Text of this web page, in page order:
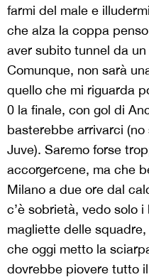
farmi del male e
che alza la coppa
aver subito tunnel da
Comunque, non sarà
quello che mi riguarda
0 la finale, con gol di
basterebbe arrivarci
Juve). Saremo forse
accorgercene, ma che
Milano a due ore dal
c’è sobrietà, vedo solo
magliette delle
che oggi metto la
dovrebbe piovere tutto